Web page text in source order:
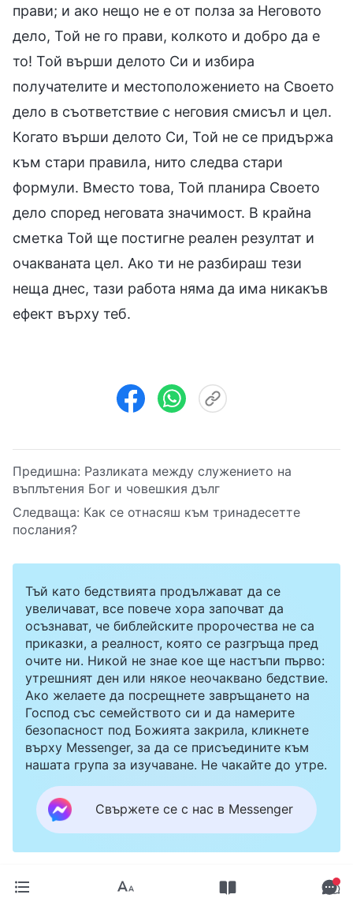
прави; и ако нещо не е от полза за Неговото
дело, Той не го прави, колкото и добро да е
то! Той върши делото Си и избира
получателите и местоположението на Своето
дело в съответствие с неговия смисъл и цел.
Когато върши делото Си, Той не се придържа
към стари правила, нито следва стари
формули. Вместо това, Той планира Своето
дело според неговата значимост. В крайна
сметка Той ще постигне реален резултат и
очакваната цел. Ако ти не разбираш тези
неща днес, тази работа няма да има никакъв
ефект върху теб.
Предишна: Разликата между служението на
въплътения Бог и човешкия дълг
Следваща: Как се отнасяш към тринадесетте
послания?
Тъй като бедствията продължават да се
увеличават, все повече хора започват да
осъзнават, че библейските пророчества не са
приказки, а реалност, която се разгръща пред
очите ни. Никой не знае кое ще настъпи първо:
утрешният ден или някое неочаквано бедствие.
Ако желаете да посрещнете завръщането на
Господ със семейството си и да намерите
безопасност под Божията закрила, кликнете
върху Messenger, за да се присъедините към
нашата група за изучаване. Не чакайте до утре.
Свържете се с нас в Messenger